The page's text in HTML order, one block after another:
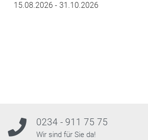
15.08.2026 - 31.10.2026
0234 - 911 75 75
Wir sind für Sie da!